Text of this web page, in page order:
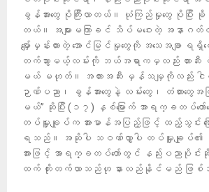
ခွန်အား​တွေ ပိုကြီးလာတယ်။ ယုံကြည်မှုတွေ ပိုပြီး ခိုင်
တယ်။ အများမကြာခင် သိပ်မဝေးတဲ့ အနာဂတ်တ
မျှော်မှန်းထားတဲ့ အောင်မြင်မှုတွေကို အသေအချာ
တက်သွားမယ့်လမ်းကို ဘယ်အရာကမှလည်း တား
မယ် မဟုတ်။ အတားအဆီး မှန်သမျှကိုလည်း
ဉာဏ်ပညာ၊ ခွန်အားတွေနဲ့ လမ်းတွေ၊ တံတား​တွေအဖြ
မယ်” ဆိုပြီး (၁၇) နှစ်မြောက် အာရက္ခတပ်တ
တပ်မှူးချုပ်က အားမာန်အပြည့်ဖြင့် ထည့်သွင်း ပ
ရသည်။ အဆိုပါ သဝဏ်လွှာပါ တပ်မှူးချုပ်၏ စက
အားဖြင့် အာရက္ခတပ်တော်တွင် နည်းပညာပို
ထက် တိုးတက်လာသည်ဟု နားလည်နိုင်မည် ဖြစ်